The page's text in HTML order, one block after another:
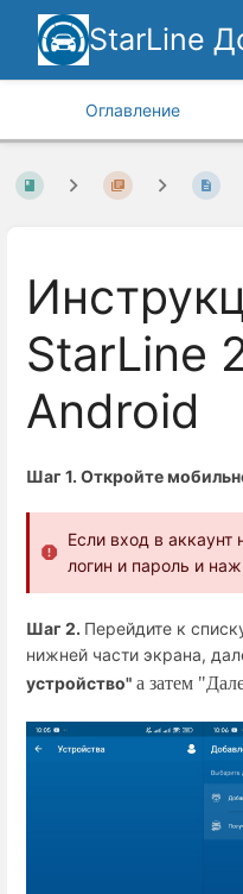
StarLine
Оглавление
StarLine
Android
Шаг 1. Откройте
Если вход в
логин и пароль и
Шаг 2. Перейдите к
нижней части экрана,
устройство" а затем